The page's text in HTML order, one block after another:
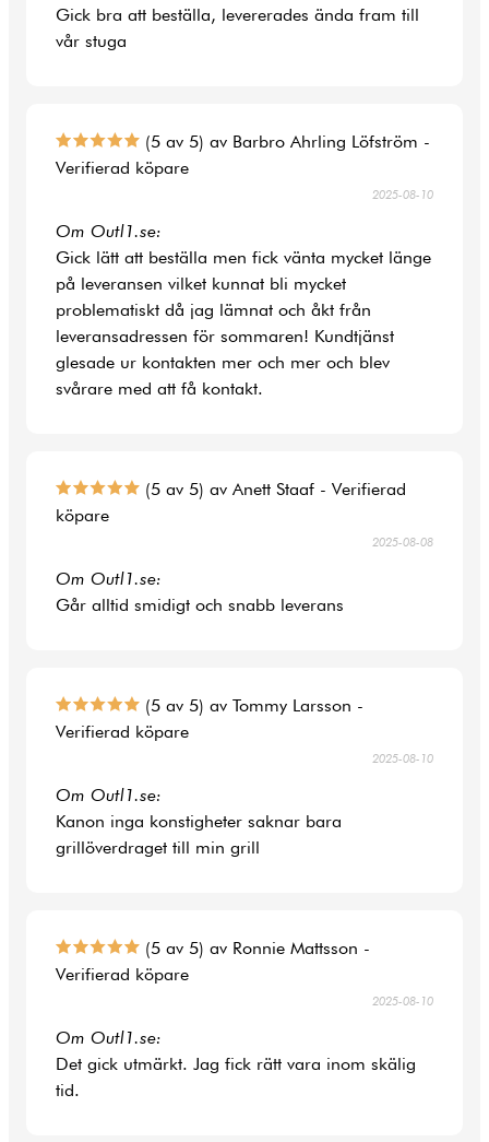
Gick bra att beställa, levererades ända fram till
vår stuga
(5 av 5) av Barbro Ahrling Löfström -
Verifierad köpare
2025-08-10
Om Outl1.se:
Gick lätt att beställa men fick vänta mycket länge
på leveransen vilket kunnat bli mycket
problematiskt då jag lämnat och åkt från
leveransadressen för sommaren! Kundtjänst
glesade ur kontakten mer och mer och blev
svårare med att få kontakt.
(5 av 5) av Anett Staaf - Verifierad
köpare
2025-08-08
Om Outl1.se:
Går alltid smidigt och snabb leverans
(5 av 5) av Tommy Larsson -
Verifierad köpare
2025-08-10
Om Outl1.se:
Kanon inga konstigheter saknar bara
grillöverdraget till min grill
(5 av 5) av Ronnie Mattsson -
Verifierad köpare
2025-08-10
Om Outl1.se:
Det gick utmärkt. Jag fick rätt vara inom skälig
tid.